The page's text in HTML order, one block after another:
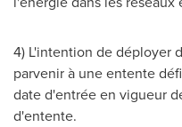
4) L'intention de déployer
parvenir à une entente
date d'entrée en vigueur
d'entente.